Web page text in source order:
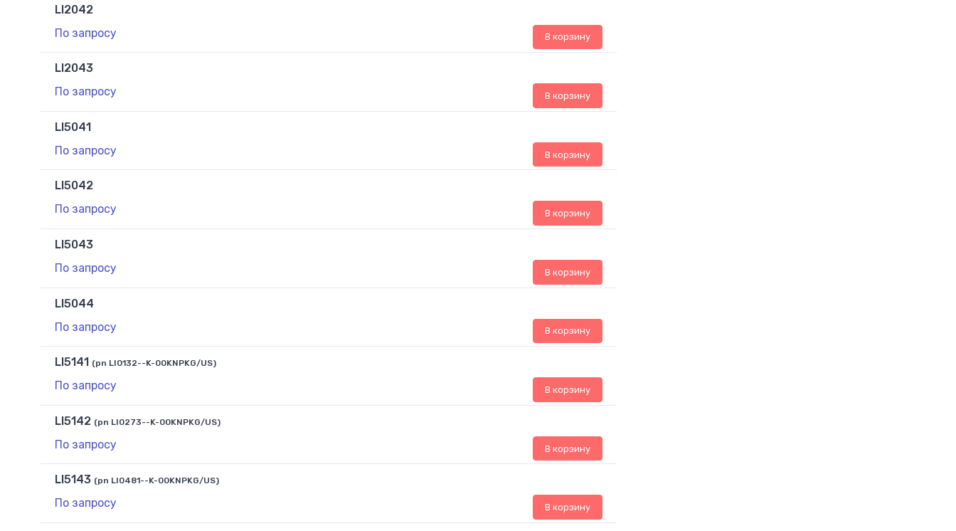
LI2042
По запросу
В корзину
LI2043
По запросу
В корзину
LI5041
По запросу
В корзину
LI5042
По запросу
В корзину
LI5043
По запросу
В корзину
LI5044
По запросу
В корзину
LI5141 (pn LI0132--K-00KNPKG/US)
По запросу В корзину
LI5142 (pn LI0273--K-00KNPKG/US)
По запросу В корзину
LI5143 (pn LI0481--K-00KNPKG/US)
По запросу В корзину